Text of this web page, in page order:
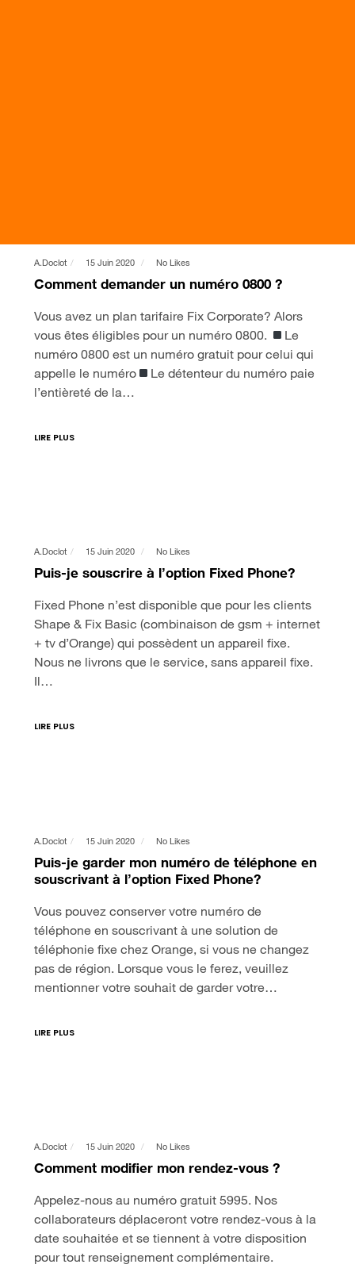
A.doclot 15 Juin 2020 No Likes
Comment demander un numéro 0800 ?
Vous avez un plan tarifaire Fix Corporate? Alors
vous êtes éligibles pour un numéro 0800.
Le
numéro 0800 est un numéro gratuit pour celui qui
appelle le numéro
Le détenteur du numéro paie
l’entièreté de la…
LIRE PLUS
A.doclot 15 Juin 2020 No Likes
Puis-je souscrire à l’option Fixed Phone?
Fixed Phone n’est disponible que pour les clients
Shape & Fix Basic (combinaison de gsm + internet
+ tv d’Orange) qui possèdent un appareil fixe.
Nous ne livrons que le service, sans appareil fixe.
Il…
LIRE PLUS
A.doclot 15 Juin 2020 No Likes
Puis-je garder mon numéro de téléphone en
souscrivant à l’option Fixed Phone?
Vous pouvez conserver votre numéro de
téléphone en souscrivant à une solution de
téléphonie fixe chez Orange, si vous ne changez
pas de région. Lorsque vous le ferez, veuillez
mentionner votre souhait de garder votre…
LIRE PLUS
A.doclot 15 Juin 2020 No Likes
Comment modifier mon rendez-vous ?
Appelez-nous au numéro gratuit 5995. Nos
collaborateurs déplaceront votre rendez-vous à la
date souhaitée et se tiennent à votre disposition
pour tout renseignement complémentaire.